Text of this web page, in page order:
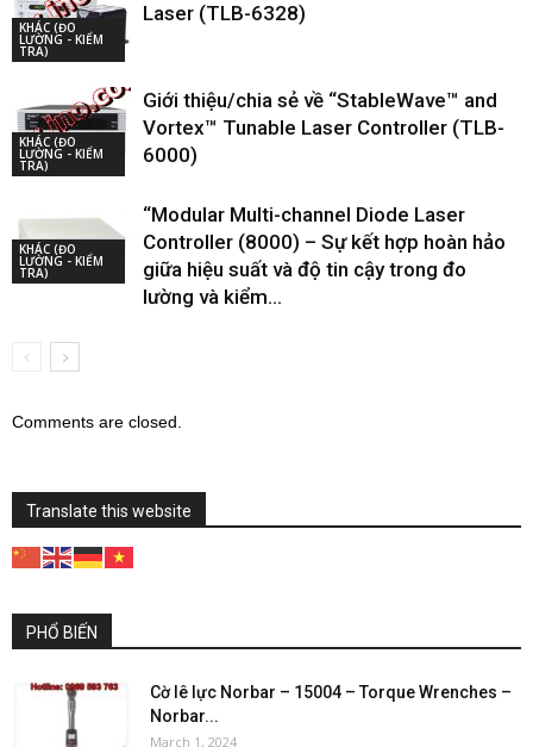
KHÁC (ĐO
LƯỜNG - KIỂM
TRA)
Laser (TLB-6328)
KHÁC (ĐO
LƯỜNG - KIỂM
TRA)
Giới thiệu/chia sẻ về “StableWave™ and
Vortex™ Tunable Laser Controller (TLB-
6000)
KHÁC (ĐO
LƯỜNG - KIỂM
TRA)
“Modular Multi-channel Diode Laser
Controller (8000) – Sự kết hợp hoàn hảo
giữa hiệu suất và độ tin cậy trong đo
lường và kiểm...
Comments are closed.
Translate this website
PHỔ BIẾN
Cờ lê lực Norbar – 15004 – Torque Wrenches –
Norbar...
March 1, 2024